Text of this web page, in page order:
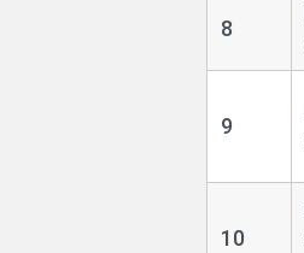
8
9
10